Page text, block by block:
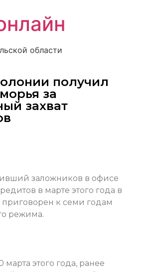
области
получил
за
захват
заложников в офисе
в марте этого года в
к семи годам
режима.
марта этого года, ранее